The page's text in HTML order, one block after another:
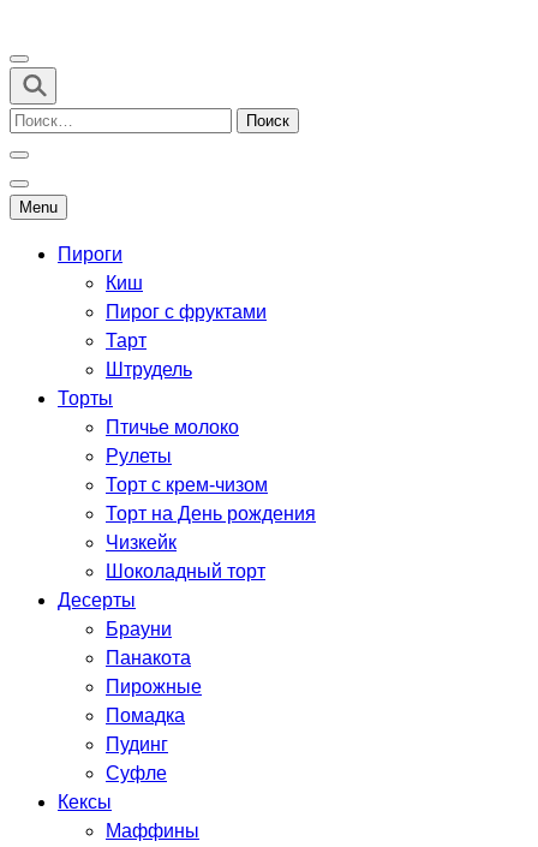
к
содержимому
(нажмите
Enter)
Рецепты выпечки для всех
Найти:
Menu
Пироги
Киш
Пирог с фруктами
Тарт
Штрудель
Торты
Птичье молоко
Рулеты
Торт с крем-чизом
Торт на День рождения
Чизкейк
Шоколадный торт
Десерты
Брауни
Панакота
Пирожные
Помадка
Пудинг
Суфле
Кексы
Маффины